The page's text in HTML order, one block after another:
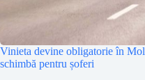
Vinieta devine obligatorie în
schimbă pentru șoferi